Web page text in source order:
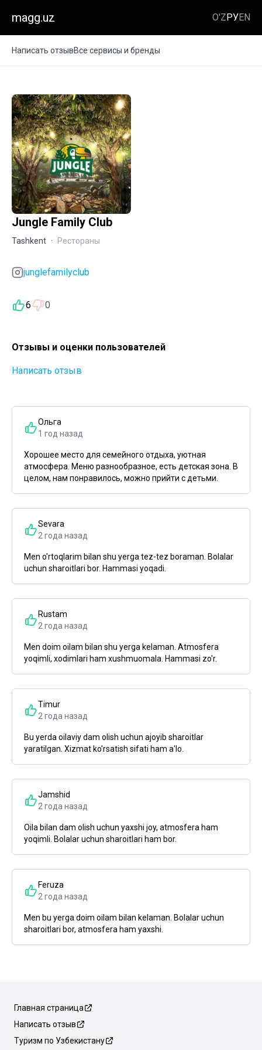
magg.uz O'ZРУEN
Написать отзывВсе сервисы и бренды
Jungle Family Club
Tashkent · Рестораны
junglefamilyclub
6 0
Отзывы и оценки пользователей
Написать отзыв
Ольга
1 год назад
Хорошее место для семейного отдыха, уютная
атмосфера. Меню разнообразное, есть детская зона. В
целом, нам понравилось, можно прийти с детьми.
Sevara
2 года назад
Men o'rtoqlarim bilan shu yerga tez-tez boraman. Bolalar
uchun sharoitlari bor. Hammasi yoqadi.
Rustam
2 года назад
Men doim oilam bilan shu yerga kelaman. Atmosfera
yoqimli, xodimlari ham xushmuomala. Hammasi zo'r.
Timur
2 года назад
Bu yerda oilaviy dam olish uchun ajoyib sharoitlar
yaratilgan. Xizmat ko'rsatish sifati ham a'lo.
Jamshid
2 года назад
Oila bilan dam olish uchun yaxshi joy, atmosfera ham
yoqimli. Bolalar uchun sharoitlari ham bor.
Feruza
2 года назад
Men bu yerga doim oilam bilan kelaman. Bolalar uchun
sharoitlari bor, atmosfera ham yaxshi.
Главная страница
Написать отзыв
Туризм по Узбекистану